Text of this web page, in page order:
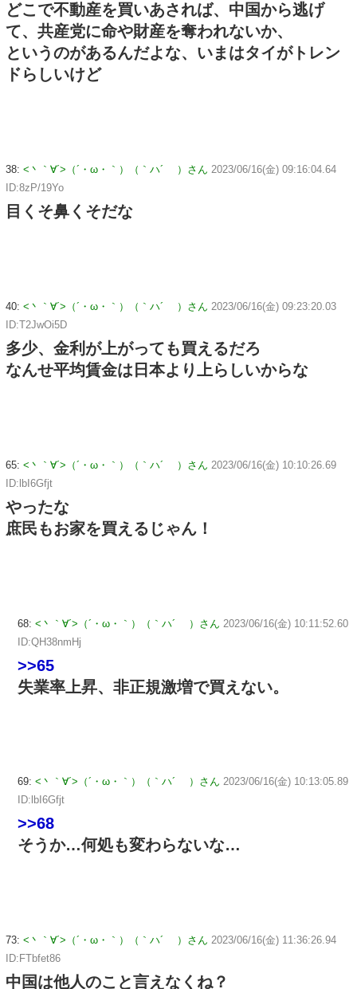
どこで不動産を買いあされば、中国から逃げ
て、共産党に命や財産を奪われないか、
というのがあるんだよな、いまはタイがトレン
ドらしいけど
38: <丶｀∀´>（´・ω・｀）（｀ハ´ ）さん 2023/06/16(金) 09:16:04.64
ID:8zP/19Yo
目くそ鼻くそだな
40: <丶｀∀´>（´・ω・｀）（｀ハ´ ）さん 2023/06/16(金) 09:23:20.03
ID:T2JwOi5D
多少、金利が上がっても買えるだろ
なんせ平均賃金は日本より上らしいからな
65: <丶｀∀´>（´・ω・｀）（｀ハ´ ）さん 2023/06/16(金) 10:10:26.69
ID:lbI6Gfjt
やったな
庶民もお家を買えるじゃん！
68: <丶｀∀´>（´・ω・｀）（｀ハ´ ）さん 2023/06/16(金) 10:11:52.60
ID:QH38nmHj
>>65
失業率上昇、非正規激増で買えない。
69: <丶｀∀´>（´・ω・｀）（｀ハ´ ）さん 2023/06/16(金) 10:13:05.89
ID:lbI6Gfjt
>>68
そうか…何処も変わらないな…
73: <丶｀∀´>（´・ω・｀）（｀ハ´ ）さん 2023/06/16(金) 11:36:26.94
ID:FTbfet86
中国は他人のこと言えなくね？